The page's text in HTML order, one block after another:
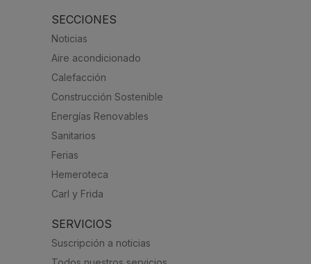
SECCIONES
Noticias
Aire acondicionado
Calefacción
Construcción Sostenible
Energías Renovables
Sanitarios
Ferias
Hemeroteca
Carl y Frida
SERVICIOS
Suscripción a noticias